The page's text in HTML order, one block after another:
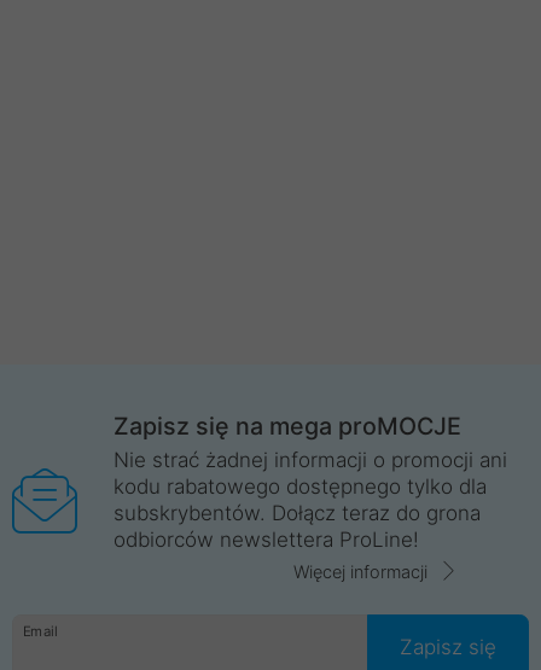
Zapisz się na mega proMOCJE
Nie strać żadnej informacji o promocji ani
kodu rabatowego dostępnego tylko dla
subskrybentów. Dołącz teraz do grona
odbiorców newslettera ProLine!
Więcej informacji
Email
Zapisz się